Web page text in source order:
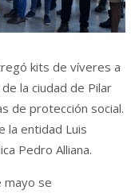
kits de víveres a
la ciudad de Pilar
de protección social.
la entidad Luis
Pedro Alliana.
mayo se